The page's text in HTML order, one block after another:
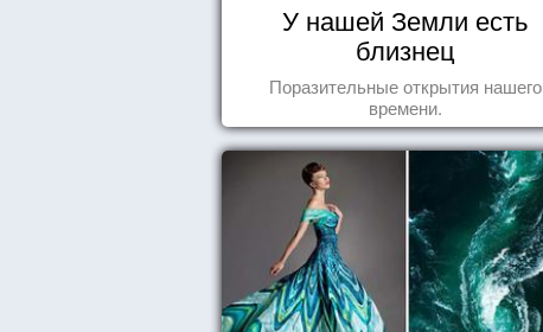
У нашей Земли есть
близнец
Поразительные открытия нашего
времени.